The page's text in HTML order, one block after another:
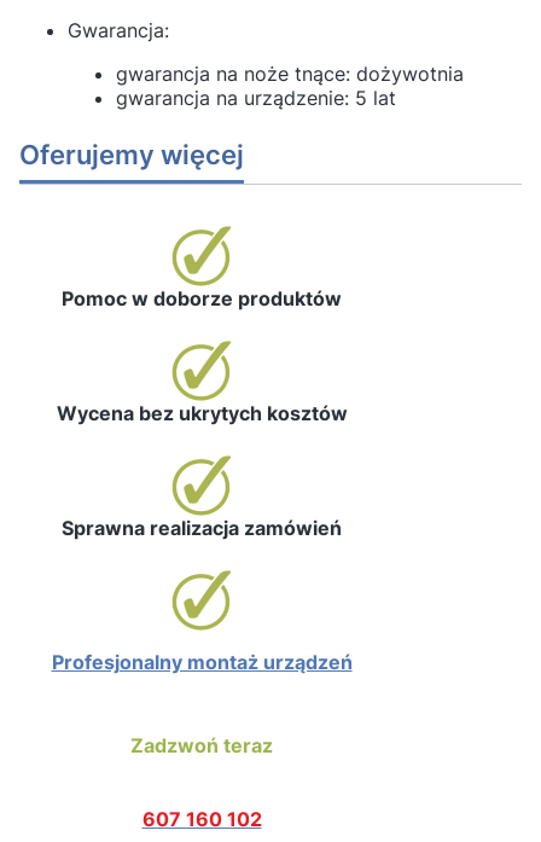
Gwarancja:
gwarancja na noże tnące: dożywotnia
gwarancja na urządzenie: 5 lat
Oferujemy więcej
Pomoc w doborze produktów
Wycena bez ukrytych kosztów
Sprawna realizacja zamówień
Profesjonalny montaż urządzeń
Zadzwoń teraz
607 160 102